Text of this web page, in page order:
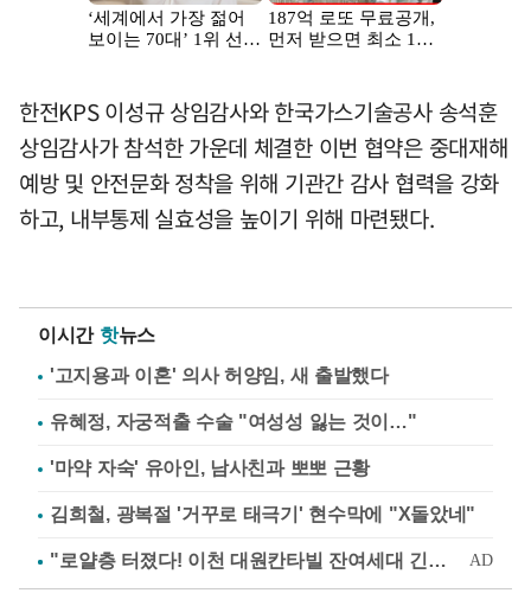
한전KPS 이성규 상임감사와 한국가스기술공사 송석훈
상임감사가 참석한 가운데 체결한 이번 협약은 중대재해
예방 및 안전문화 정착을 위해 기관간 감사 협력을 강화
하고, 내부통제 실효성을 높이기 위해 마련됐다.
이시간 핫뉴스
'고지용과 이혼' 의사 허양임, 새 출발했다
유혜정, 자궁적출 수술 "여성성 잃는 것이…"
'마약 자숙' 유아인, 남사친과 뽀뽀 근황
김희철, 광복절 '거꾸로 태극기' 현수막에 "X돌았네"